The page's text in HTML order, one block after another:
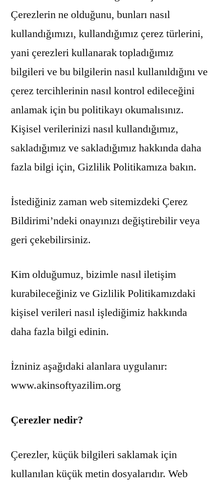
Çerezlerin ne olduğunu, bunları nasıl
kullandığımızı, kullandığımız çerez türlerini,
yani çerezleri kullanarak topladığımız
bilgileri ve bu bilgilerin nasıl kullanıldığını ve
çerez tercihlerinin nasıl kontrol edileceğini
anlamak için bu politikayı okumalısınız.
Kişisel verilerinizi nasıl kullandığımız,
sakladığımız ve sakladığımız hakkında daha
fazla bilgi için, Gizlilik Politikamıza bakın.
İstediğiniz zaman web sitemizdeki Çerez
Bildirimi’ndeki onayınızı değiştirebilir veya
geri çekebilirsiniz.
Kim olduğumuz, bizimle nasıl iletişim
kurabileceğiniz ve Gizlilik Politikamızdaki
kişisel verileri nasıl işlediğimiz hakkında
daha fazla bilgi edinin.
İzniniz aşağıdaki alanlara uygulanır:
www.akinsoftyazilim.org
Çerezler nedir?
Çerezler, küçük bilgileri saklamak için
kullanılan küçük metin dosyalarıdır. Web